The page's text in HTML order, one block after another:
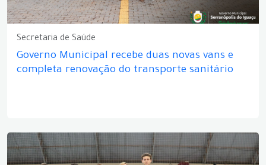
Secretaria de Saúde
Governo Municipal recebe duas novas vans e
completa renovação do transporte sanitário